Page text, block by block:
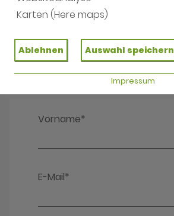
Karten (Here maps)
Ablehnen Auswahl speichern
Impressum